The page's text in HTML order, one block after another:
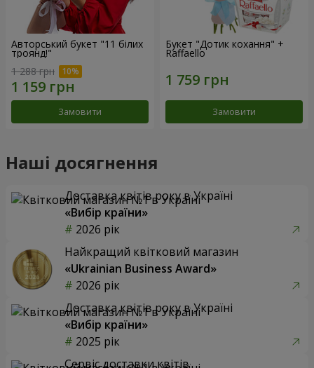
Авторський букет "11 білих
троянд!"
1 288 грн
Замовити
Букет "Дотик кохання" +
Raffaello
Замовити
Наші досягнення
Доставка квітів року в Україні
«Вибір країни»
2026 рік
Найкращий квітковий магазин
«Ukrainian Business Award»
2026 рік
Доставка квітів року в Україні
«Вибір країни»
2025 рік
Сервіс доставки квітів